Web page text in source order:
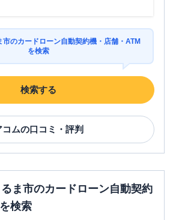
市のカードローン自動契約機・店舗・ATM
を検索
検索する
コムの口コミ・評判
ま市のカードローン自動契約
検索